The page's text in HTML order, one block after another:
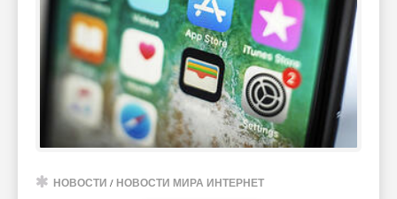
НОВОСТИ / НОВОСТИ МИРА ИНТЕРНЕТ